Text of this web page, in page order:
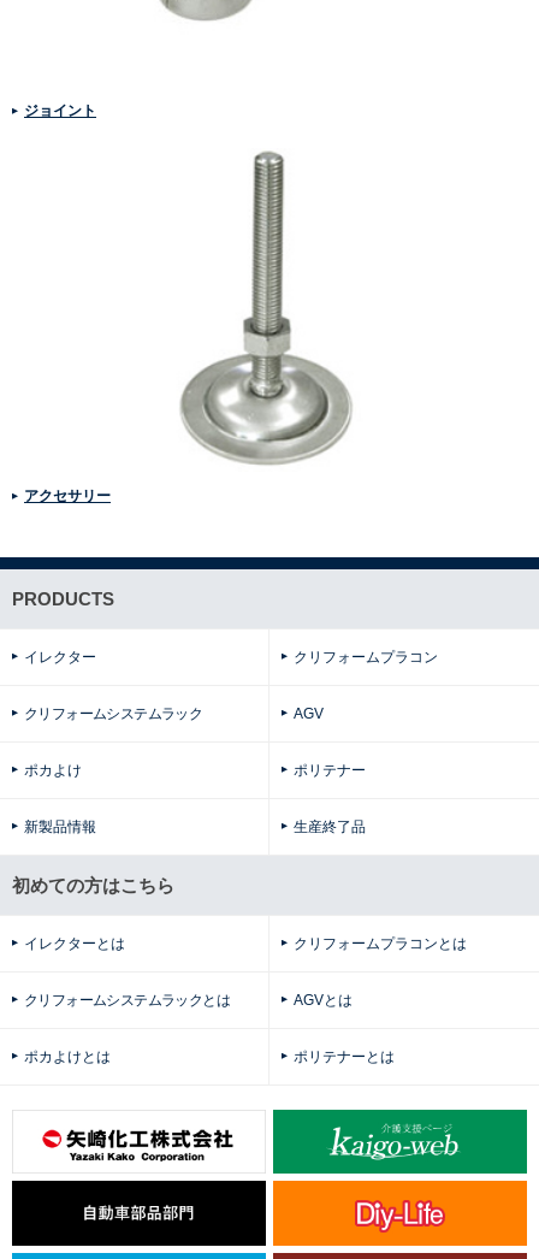
ジョイント
アクセサリー
PRODUCTS
イレクター クリフォームプラコン
クリフォームシステムラック AGV
ポカよけ ポリテナー
新製品情報 生産終了品
初めての方はこちら
イレクターとは クリフォームプラコンとは
クリフォームシステムラックとは AGVとは
ポカよけとは ポリテナーとは